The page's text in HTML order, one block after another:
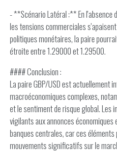
- **Scénario Latéral :** En l'absence
les tensions commerciales
politiques monétaires, la paire
étroite entre 1.29000 et 1.29500.
#### Conclusion :
La paire GBP/USD est actuellement
macroéconomiques complexes,
et le sentiment de risque global. Les
vigilants aux annonces
banques centrales, car ces
mouvements significatifs sur le